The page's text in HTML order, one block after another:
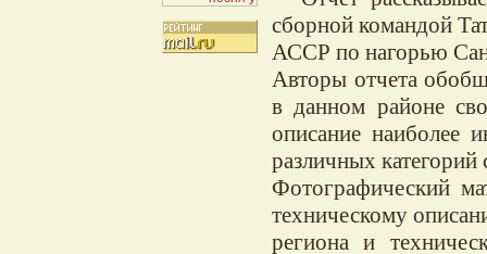
сборной командой
АССР по нагорью
Авторы отчета
в данном районе
описание наиболее
различных категорий
Фотографический
техническому
региона и